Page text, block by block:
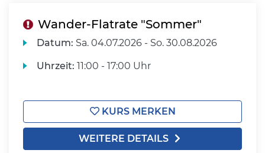
Wander-Flatrate "Sommer"
Datum: Sa. 04.07.2026 - So. 30.08.2026
Uhrzeit: 11:00 - 17:00 Uhr
KURS MERKEN
WEITERE DETAILS